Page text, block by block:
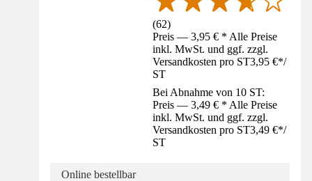
(62)
Preis — 3,95 € * Alle Preise
inkl. MwSt. und ggf. zzgl.
Versandkosten pro ST3,95 €*/
ST
Bei Abnahme von 10 ST:
Preis — 3,49 € * Alle Preise
inkl. MwSt. und ggf. zzgl.
Versandkosten pro ST3,49 €*/
ST
Online bestellbar